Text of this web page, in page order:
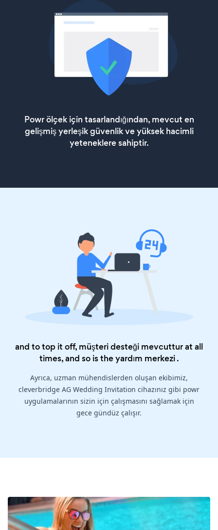
Powr ölçek için tasarlandığından, mevcut en
gelişmiş yerleşik güvenlik ve yüksek hacimli
yeteneklere sahiptir.
and to top it off, müşteri desteği mevcuttur at all
times, and so is theyardım merkezi.
Ayrıca, uzman mühendislerden oluşan ekibimiz,
cleverbridge AG Wedding Invitation cihazınız gibi powr
uygulamalarının sizin için çalışmasını sağlamak için
gece gündüz çalışır.